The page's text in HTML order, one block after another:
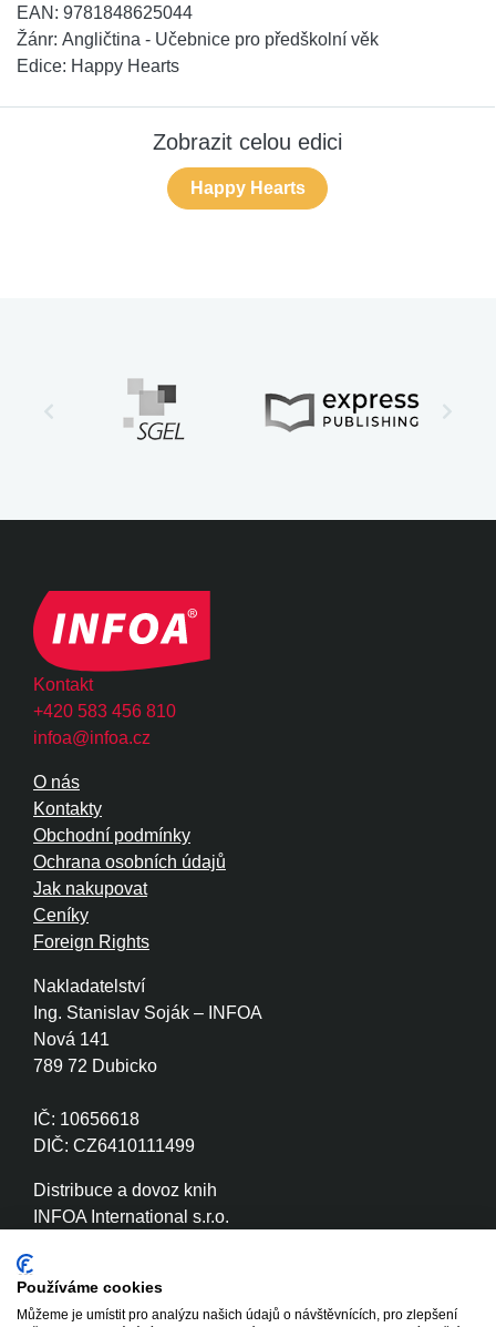
EAN: 9781848625044
Žánr: Angličtina - Učebnice pro předškolní věk
Edice: Happy Hearts
Zobrazit celou edici
Happy Hearts
Kontakt
+420 583 456 810
infoa@infoa.cz
Nakladatelství
Ing. Stanislav Soják – INFOA
Nová 141
789 72 Dubicko
IČ: 10656618
DIČ: CZ6410111499
Distribuce a dovoz knih
INFOA International s.r.o.
IČ: 26870886
O nás
Kontakty
Obchodní podmínky
Ochrana osobních údajů
Jak nakupovat
Ceníky
Foreign Rights
Používáme cookies
Můžeme je umístit pro analýzu našich údajů o návštěvnících, pro zlepšení